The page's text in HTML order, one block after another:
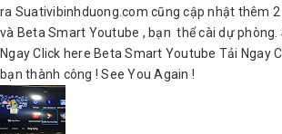
ra Suativibinhduong.com cũng cập nhật thêm
và Beta Smart Youtube , bạn thể cài dự
Ngay Click here Beta Smart Youtube Tải Ngay
bạn thành công ! See You Again !